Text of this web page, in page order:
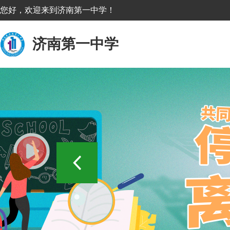
您好，欢迎来到济南第一中学！
济南第一中学